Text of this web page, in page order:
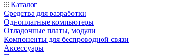
Каталог
Средства для разработки
Одноплатные компьютеры
Отладочные платы, модули
Компоненты для беспроводной связи
Аксессуары